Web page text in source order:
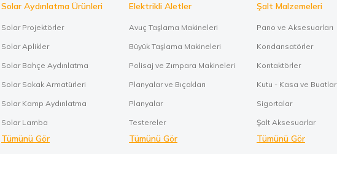
Solar Aydınlatma Ürünleri
Solar Projektörler
Solar Aplikler
Solar Bahçe Aydınlatma
Solar Sokak Armatürleri
Solar Kamp Aydınlatma
Solar Lamba
Tümünü Gör
Elektrikli Aletler
Avuç Taşlama Makineleri
Büyük Taşlama Makineleri
Polisaj ve Zımpara Makineleri
Planyalar ve Bıçakları
Planyalar
Testereler
Tümünü Gör
Şalt Malzemeleri
Pano ve Aksesuarları
Kondansatörler
Kontaktörler
Kutu - Kasa ve Buatlar
Sigortalar
Şalt Aksesuarlar
Tümünü Gör